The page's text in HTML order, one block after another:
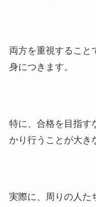
両方を重視すること
身につきます。
特に、合格を目指す
かり行うことが大き
実際に、周りの人た